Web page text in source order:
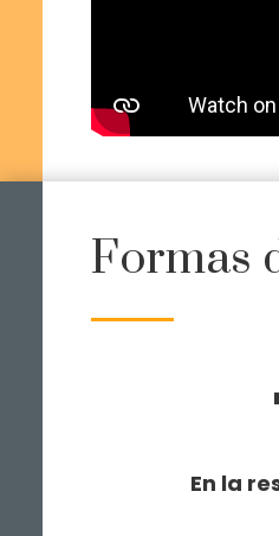
Formas
En la